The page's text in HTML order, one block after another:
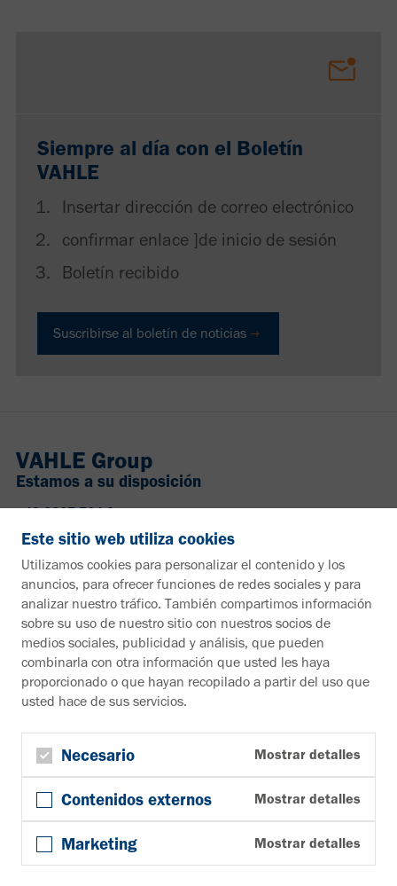
Siempre al día con el Boletín
VAHLE
Insertar dirección de correo electrónico
confirmar enlace ]de inicio de sesión
Boletín recibido
Suscribirse al boletín de noticias
VAHLE Group
Estamos a su disposición
+49 2307 704-0
info@vahle.de
Paul Vahle GmbH & Co. KG
Westicker Str. 52
59174 Kamen
Alemania
¿Desea más información?
Material informativo
A la zona de descargas
Boletín
Suscribirse al boletín de noticias
Síguenos en
Facebook
LinkedIn
Este sitio web utiliza cookies
Utilizamos cookies para personalizar el contenido y los
anuncios, para ofrecer funciones de redes sociales y para
analizar nuestro tráfico. También compartimos información
sobre su uso de nuestro sitio con nuestros socios de
medios sociales, publicidad y análisis, que pueden
combinarla con otra información que usted les haya
proporcionado o que hayan recopilado a partir del uso que
usted hace de sus servicios.
Necesario Mostrar detalles
Contenidos externos Mostrar detalles
Marketing Mostrar detalles